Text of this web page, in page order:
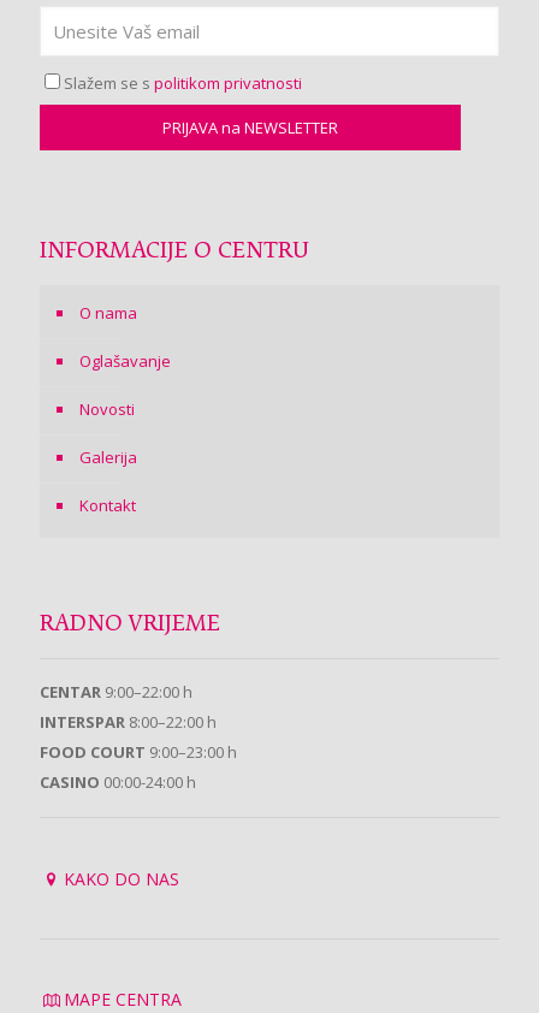
Slažem se s politikom privatnosti
INFORMACIJE O CENTRU
O nama
Oglašavanje
Novosti
Galerija
Kontakt
RADNO VRIJEME
CENTAR 9:00–22:00 h
INTERSPAR 8:00–22:00 h
FOOD COURT 9:00–23:00 h
CASINO 00:00-24:00 h
KAKO DO NAS
MAPE CENTRA